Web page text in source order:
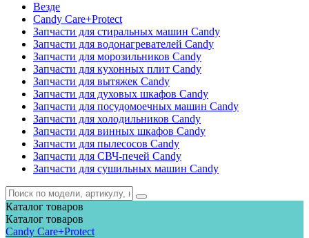
Везде
Candy Care+Protect
Запчасти для стиральных машин Candy
Запчасти для водонагревателей Candy
Запчасти для морозильников Candy
Запчасти для кухонных плит Candy
Запчасти для вытяжек Candy
Запчасти для духовых шкафов Candy
Запчасти для посудомоечных машин Candy
Запчасти для холодильников Candy
Запчасти для винных шкафов Candy
Запчасти для пылесосов Candy
Запчасти для СВЧ-печей Candy
Запчасти для сушильных машин Candy
Каталог товаров
Каталог товаров
Candy Care+Protect